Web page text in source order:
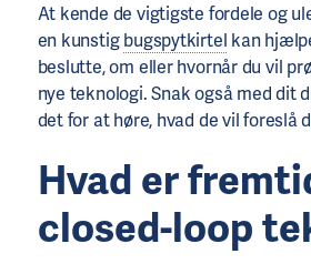
At kende de vigtigste fordele og
en kunstigbugspytkirtel kan
beslutte, om eller hvornår du vil
nye teknologi. Snak også med dit
det for at høre, hvad de vil foreslå
Hvad er
closed-loop